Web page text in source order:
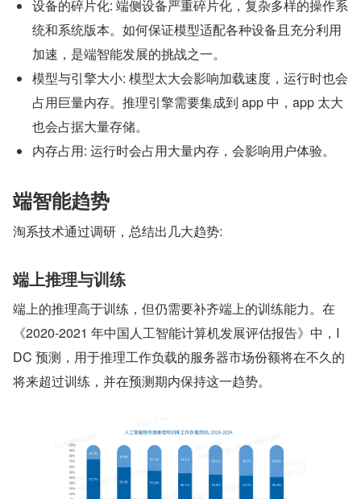
设备的碎片化: 端侧设备严重碎片化，复杂多样的操作系
统和系统版本。如何保证模型适配各种设备且充分利用
加速，是端智能发展的挑战之一。
模型与引擎大小: 模型太大会影响加载速度，运行时也会
占用巨量内存。推理引擎需要集成到 app 中，app 太大
也会占据大量存储。
内存占用: 运行时会占用大量内存，会影响用户体验。
端智能趋势
淘系技术通过调研，总结出几大趋势:
端上推理与训练
端上的推理高于训练，但仍需要补齐端上的训练能力。在
《2020-2021 年中国人工智能计算机发展评估报告》中，I
DC 预测，用于推理工作负载的服务器市场份额将在不久的
将来超过训练，并在预测期内保持这一趋势。